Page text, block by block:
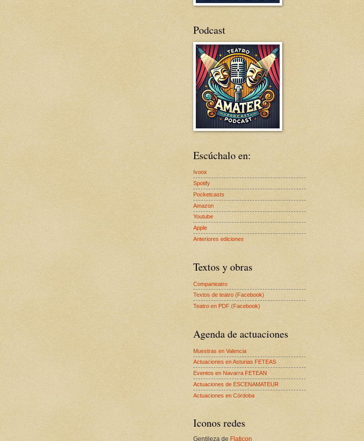
Podcast
Escúchalo en:
Ivoox
Spotify
Pocketcasts
Amazon
Youtube
Apple
Anteriores ediciones
Textos y obras
Comparteatro
Textos de teatro (Facebook)
Teatro en PDF (Facebook)
Agenda de actuaciones
Muestras en Valencia
Actuaciones en Asturias FETEAS
Eventos en Navarra FETEAN
Actuaciones de ESCENAMATEUR
Actuaciones en Córdoba
Iconos redes
Gentileza de Flaticon